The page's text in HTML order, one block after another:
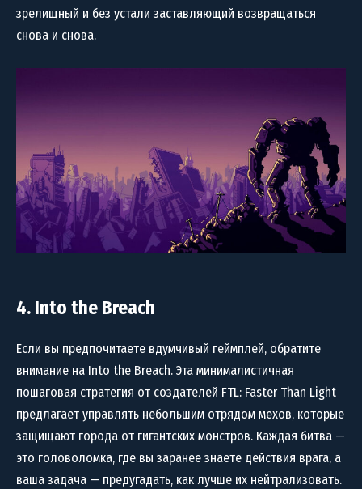
зрелищный и без устали заставляющий возвращаться
снова и снова.
4. Into the Breach
Если вы предпочитаете вдумчивый геймплей, обратите
внимание на Into the Breach. Эта минималистичная
пошаговая стратегия от создателей FTL: Faster Than Light
предлагает управлять небольшим отрядом мехов, которые
защищают города от гигантских монстров. Каждая битва —
это головоломка, где вы заранее знаете действия врага, а
ваша задача — предугадать, как лучше их нейтрализовать.